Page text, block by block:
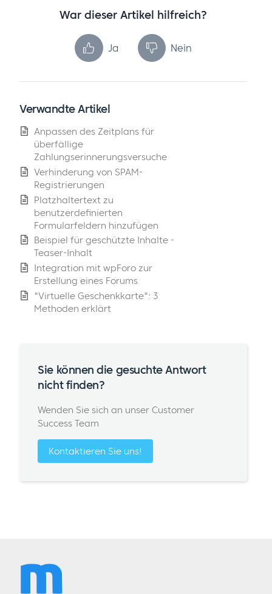
War dieser Artikel hilfreich?
Ja Nein
Verwandte Artikel
Anpassen des Zeitplans für
überfällige
Zahlungserinnerungsversuche
Verhinderung von SPAM-
Registrierungen
Platzhaltertext zu
benutzerdefinierten
Formularfeldern hinzufügen
Beispiel für geschützte Inhalte -
Teaser-Inhalt
Integration mit wpForo zur
Erstellung eines Forums
"Virtuelle Geschenkkarte": 3
Methoden erklärt
Sie können die gesuchte Antwort
nicht finden?
Wenden Sie sich an unser Customer
Success Team
Kontaktieren Sie uns!